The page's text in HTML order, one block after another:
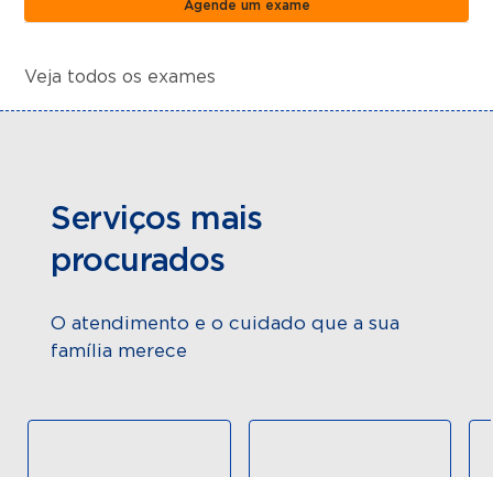
Agende um exame
Veja todos os exames
Serviços mais
procurados
O atendimento e o cuidado que a sua
família merece